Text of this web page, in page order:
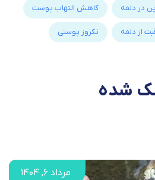
در دلمه کاهش التهاب پوست
از دلمه نکروز پوستی
شده
مرداد ۶, ۱۴۰۴